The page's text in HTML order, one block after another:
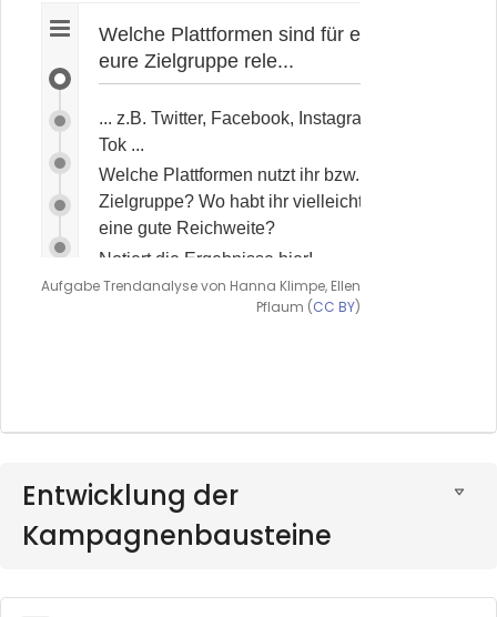
Aufgabe Trendanalyse von Hanna Klimpe, Ellen
Pflaum (CC BY)
Entwicklung der
Kampagnenbausteine